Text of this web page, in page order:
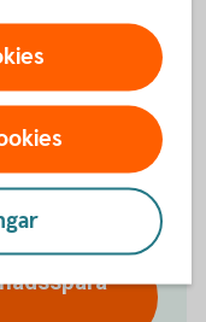
om 10 år
kr
kr.Förväntad
kr.